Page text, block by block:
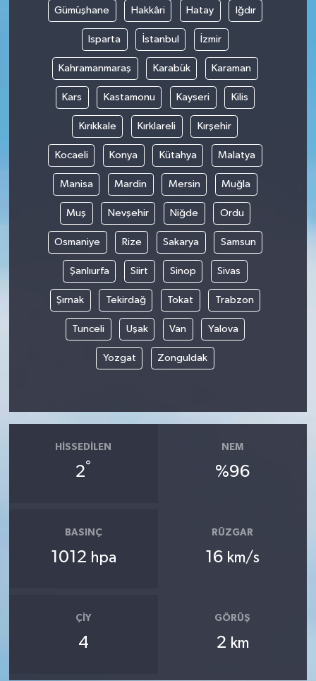
Gümüşhane Hakkâri Hatay Iğdır
Isparta İstanbul İzmir
Kahramanmaraş Karabük Karaman
Kars Kastamonu Kayseri Kilis
Kırıkkale Kırklareli Kırşehir
Kocaeli Konya Kütahya Malatya
Manisa Mardin Mersin Muğla
Muş Nevşehir Niğde Ordu
Osmaniye Rize Sakarya Samsun
Şanlıurfa Siirt Sinop Sivas
Şırnak Tekirdağ Tokat Trabzon
Tunceli Uşak Van Yalova
Yozgat Zonguldak
HISSEDILEN
2°
NEM
%96
BASINÇ
1012 hpa
RÜZGAR
16 km/s
ÇIY
4
GÖRÜŞ
2 km